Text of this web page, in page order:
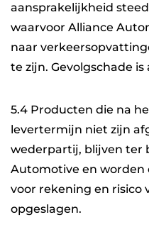
aansprakelijkheid
waarvoor Alliance
naar
te zijn. Gevolgschade
5.4 Producten die na
levertermijn niet zijn
wederpartij, blijven ter
Automotive en worden
voor rekening en risico
opgeslagen.